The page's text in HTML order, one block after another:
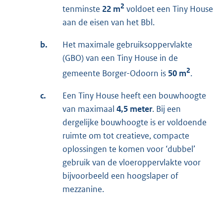
tenminste 22 m2 voldoet een Tiny House
aan de eisen van het Bbl.
b.
Het maximale gebruiksoppervlakte
(GBO) van een Tiny House in de
gemeente Borger-Odoorn is 50 m2.
c.
Een Tiny House heeft een bouwhoogte
van maximaal 4,5 meter. Bij een
dergelijke bouwhoogte is er voldoende
ruimte om tot creatieve, compacte
oplossingen te komen voor ‘dubbel’
gebruik van de vloeroppervlakte voor
bijvoorbeeld een hoogslaper of
mezzanine.